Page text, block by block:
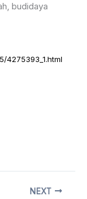
budidaya
NEXT